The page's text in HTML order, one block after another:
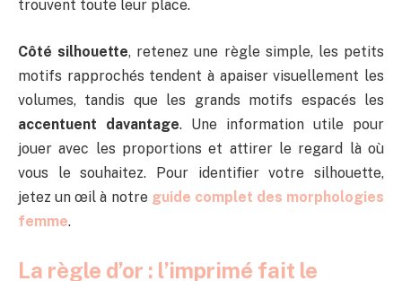
trouvent toute leur place.
Côté silhouette, retenez une règle simple, les petits
motifs rapprochés tendent à apaiser visuellement les
volumes, tandis que les grands motifs espacés les
accentuent davantage. Une information utile pour
jouer avec les proportions et attirer le regard là où
vous le souhaitez. Pour identifier votre silhouette,
jetez un œil à notre guide complet des morphologies
femme.
La règle d’or : l’imprimé fait le